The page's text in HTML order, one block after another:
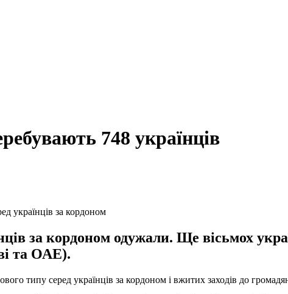
748 українців
українців за кордоном
за кордоном одужали. Ще вісьмох
та ОАЕ).
типу серед українців за кордоном і вжитих заходів до